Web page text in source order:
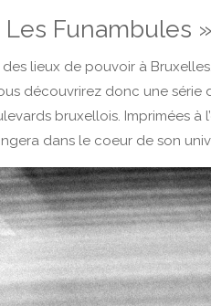
Funambules »
lieux de pouvoir à
découvrirez donc une série
bruxellois. Imprimées à
dans le coeur de son